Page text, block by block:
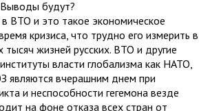
будут?
ВТО и это такое экономическое
кризиса, что трудно его измерить в
тысяч жизней русских. ВТО и другие
власти глобализма как НАТО,
вчерашним днем при
и неспособности гегемона везде
на фоне отказа всех стран от